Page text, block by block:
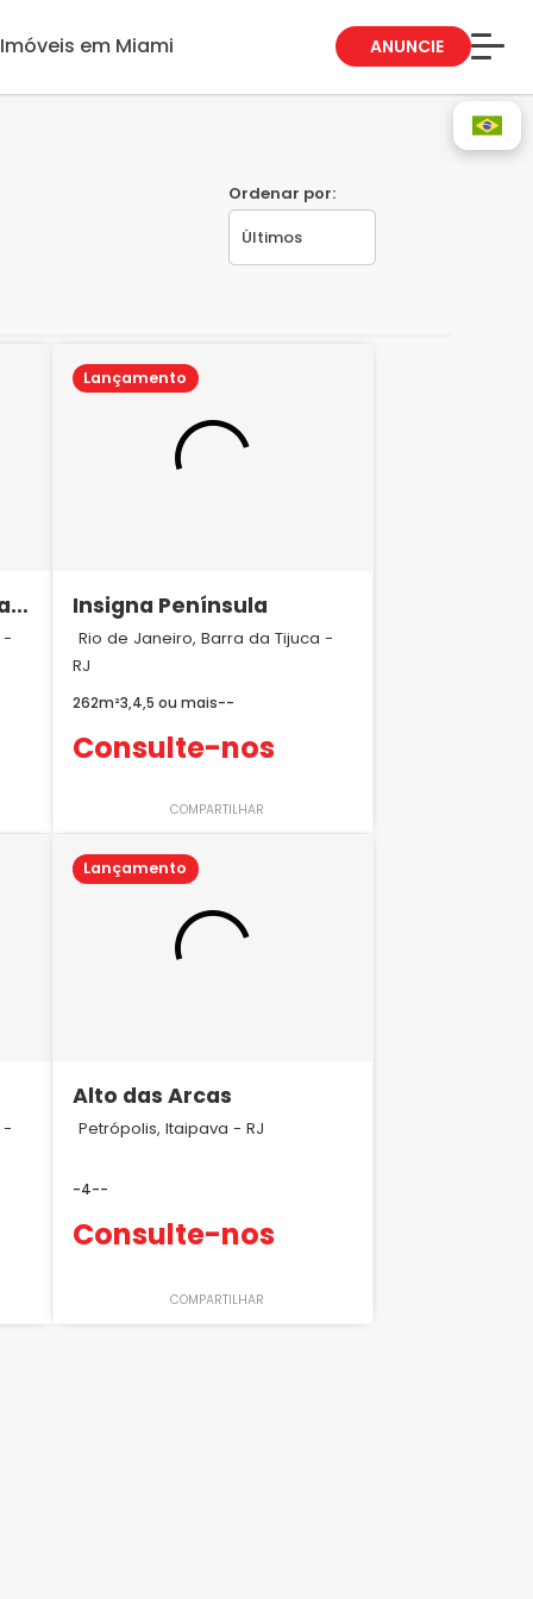
Imóveis em Miami ANUNCIE
Sobre Nós
Trabalhe Conosco
Ordenar por:
-
Lançamento
Insigna Península
Rio de Janeiro, Barra da Tijuca -
RJ
262m²3,4,5 ou mais--
Consulte-nos
COMPARTILHAR
-
Lançamento
Alto das Arcas
Petrópolis, Itaipava - RJ
-4--
Consulte-nos
COMPARTILHAR